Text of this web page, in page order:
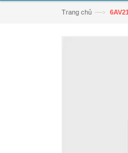
Trang chủ —›